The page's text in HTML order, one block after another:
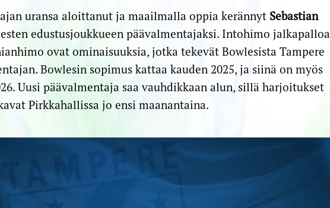
uransa aloittanut ja maailmalla oppia kerännyt Sebastian
edustus­joukkueen päävalmentajaksi. Intohimo jalkapalloa
ovat ominaisuuksia, jotka tekevät Bowlesista Tampere
Bowlesin sopimus kattaa kauden 2025, ja siinä on myös
Uusi päävalmentaja saa vauhdikkaan alun, sillä harjoitukset
Pirkkahallissa jo ensi maanantaina.